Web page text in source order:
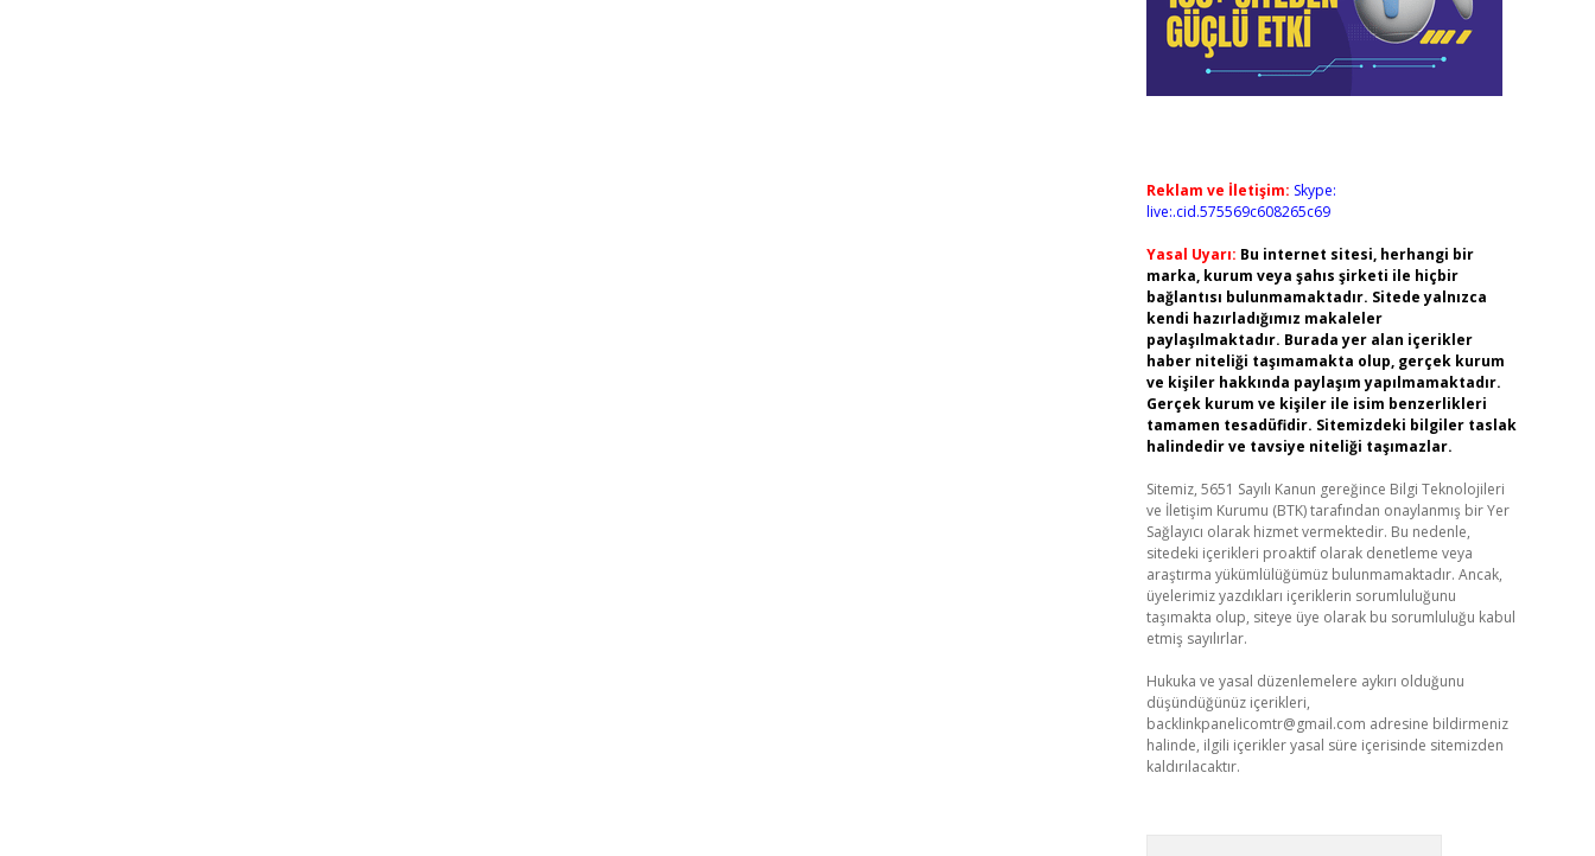
Reklam ve İletişim: Skype:
live:.cid.575569c608265c69
Yasal Uyarı: Bu internet sitesi, herhangi bir
marka, kurum veya şahıs şirketi ile hiçbir
bağlantısı bulunmamaktadır. Sitede yalnızca
kendi hazırladığımız makaleler
paylaşılmaktadır. Burada yer alan içerikler
haber niteliği taşımamakta olup, gerçek kurum
ve kişiler hakkında paylaşım yapılmamaktadır.
Gerçek kurum ve kişiler ile isim benzerlikleri
tamamen tesadüfidir. Sitemizdeki bilgiler taslak
halindedir ve tavsiye niteliği taşımazlar.
Sitemiz, 5651 Sayılı Kanun gereğince Bilgi Teknolojileri
ve İletişim Kurumu (BTK) tarafından onaylanmış bir Yer
Sağlayıcı olarak hizmet vermektedir. Bu nedenle,
sitedeki içerikleri proaktif olarak denetleme veya
araştırma yükümlülüğümüz bulunmamaktadır. Ancak,
üyelerimiz yazdıkları içeriklerin sorumluluğunu
taşımakta olup, siteye üye olarak bu sorumluluğu kabul
etmiş sayılırlar.
Hukuka ve yasal düzenlemelere aykırı olduğunu
düşündüğünüz içerikleri,
backlinkpanelicomtr@gmail.com adresine bildirmeniz
halinde, ilgili içerikler yasal süre içerisinde sitemizden
kaldırılacaktır.